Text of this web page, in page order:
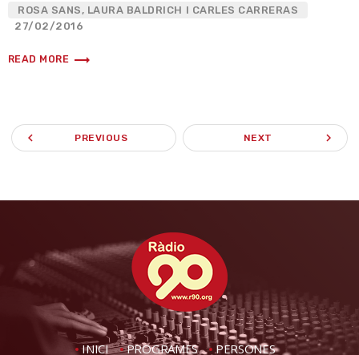
ROSA SANS, LAURA BALDRICH I CARLES CARRERAS
27/02/2016
READ MORE trending_flat
navigate_before PREVIOUS NEXT navigate_next
INICI PROGRAMES PERSONES